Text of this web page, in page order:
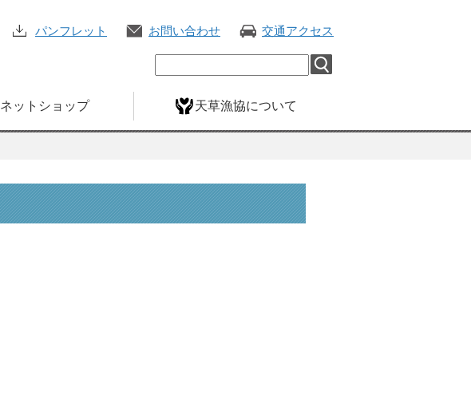
パンフレット お問い合わせ 交通アクセス
ネットショップ 天草漁協について